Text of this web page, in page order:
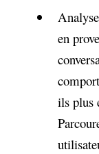
en
ils plus